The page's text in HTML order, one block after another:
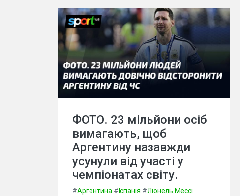
ФОТО. 23 мільйони осіб
вимагають, щоб
Аргентину назавжди
усунули від участі у
чемпіонатах світу.
#Аргентина #Іспанія #Ліонель Мессі